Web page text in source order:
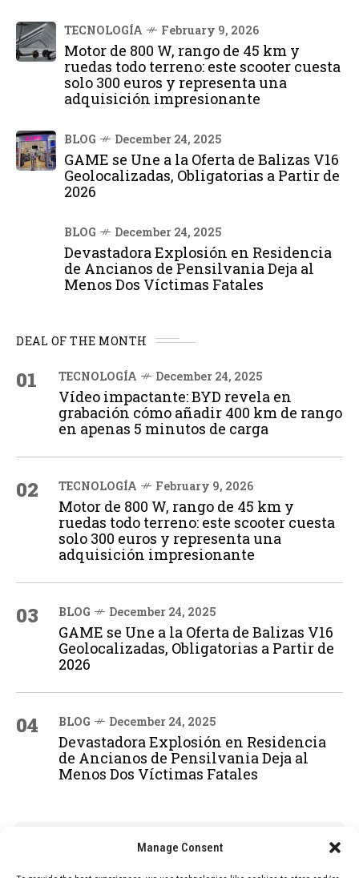
Manage Consent
TECNOLOGÍA February 9, 2026
Motor de 800 W, rango de 45 km y
ruedas todo terreno: este scooter cuesta
solo 300 euros y representa una
adquisición impresionante
BLOG December 24, 2025
GAME se Une a la Oferta de Balizas V16
Geolocalizadas, Obligatorias a Partir de
2026
BLOG December 24, 2025
Devastadora Explosión en Residencia
de Ancianos de Pensilvania Deja al
Menos Dos Víctimas Fatales
DEAL OF THE MONTH
01 TECNOLOGÍA December 24, 2025
Vídeo impactante: BYD revela en
grabación cómo añadir 400 km de rango
en apenas 5 minutos de carga
02 TECNOLOGÍA February 9, 2026
Motor de 800 W, rango de 45 km y
ruedas todo terreno: este scooter cuesta
solo 300 euros y representa una
adquisición impresionante
03 BLOG December 24, 2025
GAME se Une a la Oferta de Balizas V16
Geolocalizadas, Obligatorias a Partir de
2026
04 BLOG December 24, 2025
Devastadora Explosión en Residencia
de Ancianos de Pensilvania Deja al
Menos Dos Víctimas Fatales